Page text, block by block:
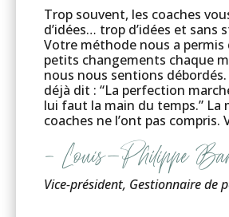
Trop souvent, les coaches
d’idées… trop d’idées et sans
Votre méthode nous a permis
petits changements chaque
nous nous sentions
déjà dit : “La perfection
lui faut la main du temps.” La
coaches ne l’ont pas compris.
– Louis-Philippe
Vice-président, Gestionnaire de